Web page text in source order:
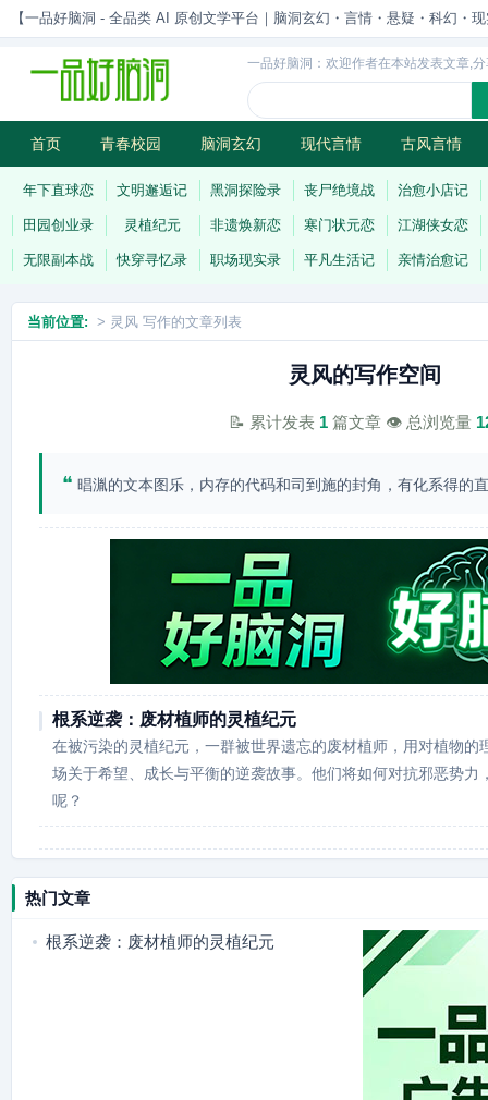
【一品好脑洞 - 全品类 AI 原创文学平台｜脑洞玄幻・言情・悬疑・科幻・
一品好脑洞：欢迎作者在本站发表文章,
首页 青春校园 脑洞玄幻 现代言情 古风言情
历史权谋 武侠江湖 灵异志怪 连载
年下直球恋 文明邂逅记 黑洞探险录 丧尸绝境战 治愈小店记
田园创业录 灵植纪元 非遗焕新恋 寒门状元恋 江湖侠女恋
无限副本战 快穿寻忆录 职场现实录 平凡生活记 亲情治愈记
当前位置: > 灵风 写作的文章列表
灵风的写作空间
📝 累计发表 1篇文章 👁️ 总浏览量
❝ 晿湚的文本图乐，内存的代码和司到施的封角，有化系得的
根系逆袭：废材植师的灵植纪元
在被污染的灵植纪元，一群被世界遗忘的废材植师，用对植物的
场关于希望、成长与平衡的逆袭故事。他们将如何对抗邪恶势力
呢？
热门文章
根系逆袭：废材植师的灵植纪元